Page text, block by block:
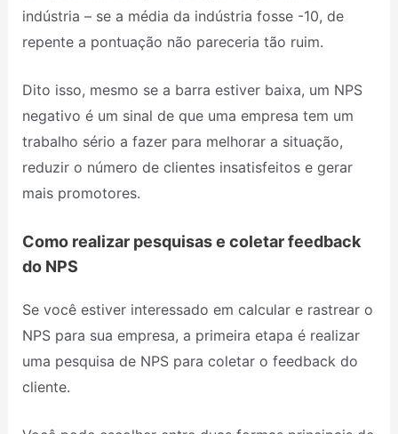
indústria – se a média da indústria fosse -10, de
repente a pontuação não pareceria tão ruim.
Dito isso, mesmo se a barra estiver baixa, um NPS
negativo é um sinal de que uma empresa tem um
trabalho sério a fazer para melhorar a situação,
reduzir o número de clientes insatisfeitos e gerar
mais promotores.
Como realizar pesquisas e coletar feedback
do NPS
Se você estiver interessado em calcular e rastrear o
NPS para sua empresa, a primeira etapa é realizar
uma pesquisa de NPS para coletar o feedback do
cliente.